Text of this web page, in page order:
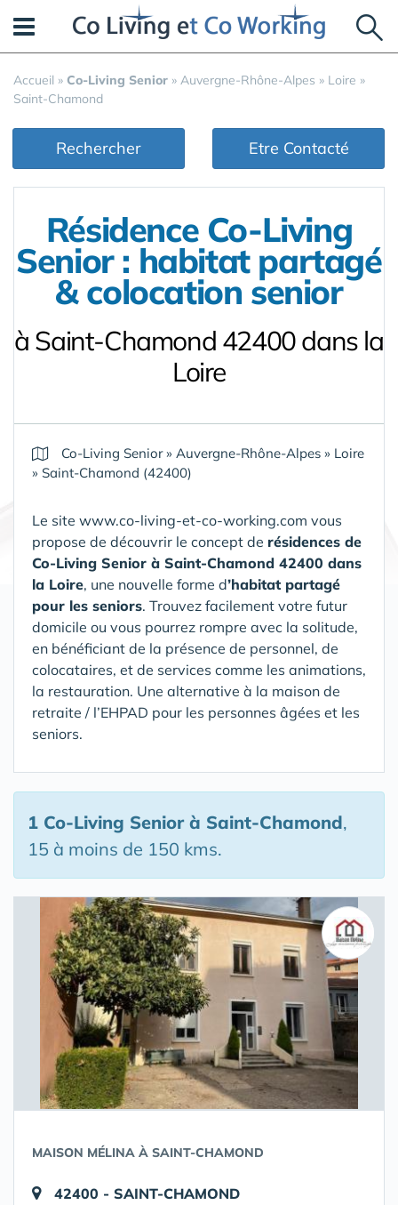
Accueil » Co-Living Senior » Auvergne-Rhône-Alpes » Loire »
Saint-Chamond
Rechercher Etre Contacté
Résidence Co-Living
Senior : habitat partagé
& colocation senior
à Saint-Chamond 42400 dans la
Loire
Co-Living Senior» Auvergne-Rhône-Alpes » Loire
» Saint-Chamond (42400)
Le site www.co-living-et-co-working.com vous
propose de découvrir le concept de résidences de
Co-Living Senior à Saint-Chamond 42400 dans
la Loire, une nouvelle forme d’habitat partagé
pour les seniors. Trouvez facilement votre futur
domicile ou vous pourrez rompre avec la solitude,
en bénéficiant de la présence de personnel, de
colocataires, et de services comme les animations,
la restauration. Une alternative à la maison de
retraite / l’EHPAD pour les personnes âgées et les
seniors.
1 Co-Living Seniorà Saint-Chamond,
15 à moins de 150 kms.
MAISON MÉLINA À SAINT-CHAMOND
42400 - SAINT-CHAMOND
Panneau de gestion des cookies